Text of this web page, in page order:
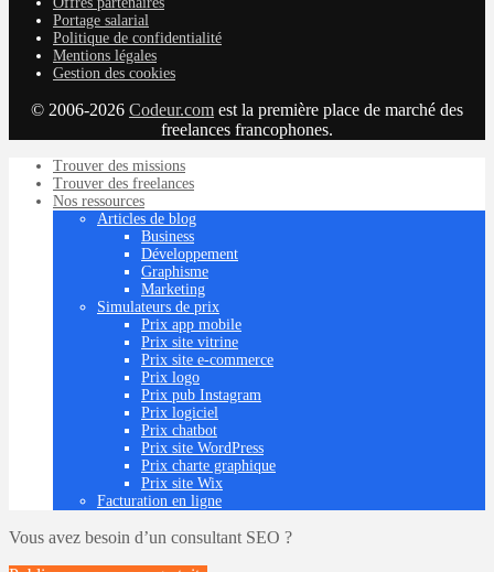
Portage salarial
Politique de confidentialité
Mentions légales
Gestion des cookies
© 2006-2026 Codeur.com est la première place de marché des
freelances francophones.
Trouver des missions
Trouver des freelances
Nos ressources
Articles de blog
Business
Développement
Graphisme
Marketing
Simulateurs de prix
Prix app mobile
Prix site vitrine
Prix site e-commerce
Prix logo
Prix pub Instagram
Prix logiciel
Prix chatbot
Prix site WordPress
Prix charte graphique
Prix site Wix
Facturation en ligne
Vous avez besoin d’un consultant SEO ?